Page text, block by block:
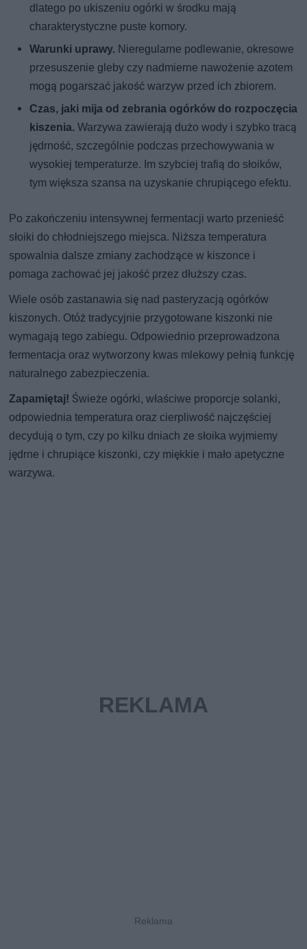
dlatego po ukiszeniu ogórki w środku mają
charakterystyczne puste komory.
Warunki uprawy. Nieregularne podlewanie, okresowe
przesuszenie gleby czy nadmierne nawożenie azotem
mogą pogarszać jakość warzyw przed ich zbiorem.
Czas, jaki mija od zebrania ogórków do rozpoczęcia
kiszenia. Warzywa zawierają dużo wody i szybko tracą
jędrność, szczególnie podczas przechowywania w
wysokiej temperaturze. Im szybciej trafią do słoików,
tym większa szansa na uzyskanie chrupiącego efektu.
Po zakończeniu intensywnej fermentacji warto przenieść
słoiki do chłodniejszego miejsca. Niższa temperatura
spowalnia dalsze zmiany zachodzące w kiszonce i
pomaga zachować jej jakość przez dłuższy czas.
Wiele osób zastanawia się nad pasteryzacją ogórków
kiszonych. Otóż tradycyjnie przygotowane kiszonki nie
wymagają tego zabiegu. Odpowiednio przeprowadzona
fermentacja oraz wytworzony kwas mlekowy pełnią funkcję
naturalnego zabezpieczenia.
Zapamiętaj! Świeże ogórki, właściwe proporcje solanki,
odpowiednia temperatura oraz cierpliwość najczęściej
decydują o tym, czy po kilku dniach ze słoika wyjmiemy
jędrne i chrupiące kiszonki, czy miękkie i mało apetyczne
warzywa.